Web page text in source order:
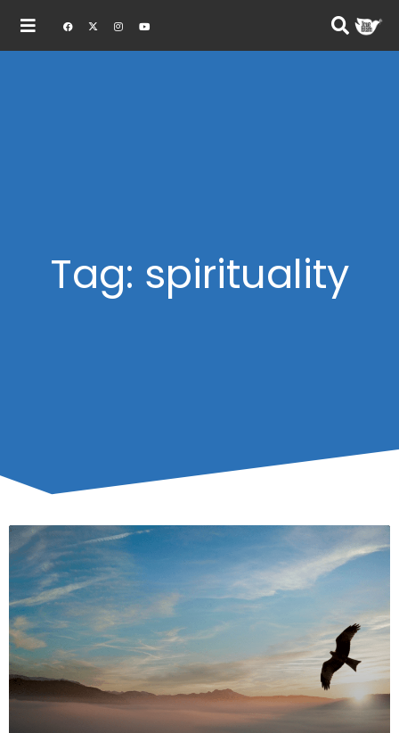
Tag: spirituality